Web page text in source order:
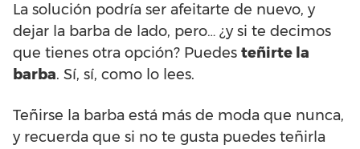
La solución podría ser afeitarte de nuevo, y
dejar la barba de lado, pero… ¿y si te decimos
que tienes otra opción? Puedes teñirte la
barba. Sí, sí, como lo lees.
Teñirse la barba está más de moda que nunca,
y recuerda que si no te gusta puedes teñirla